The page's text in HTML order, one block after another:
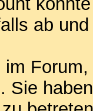
ab
Sie